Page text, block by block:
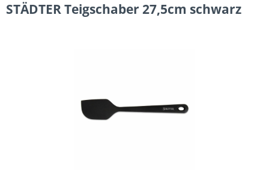
STÄDTER Teigschaber 27,5cm schwarz